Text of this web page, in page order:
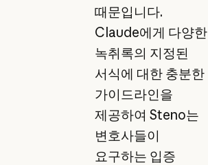
때문입니다.
Claude에게 다양한
녹취록의 지정된
서식에 대한 충분한
가이드라인을
제공하여 Steno는
변호사들이
요구하는 입증